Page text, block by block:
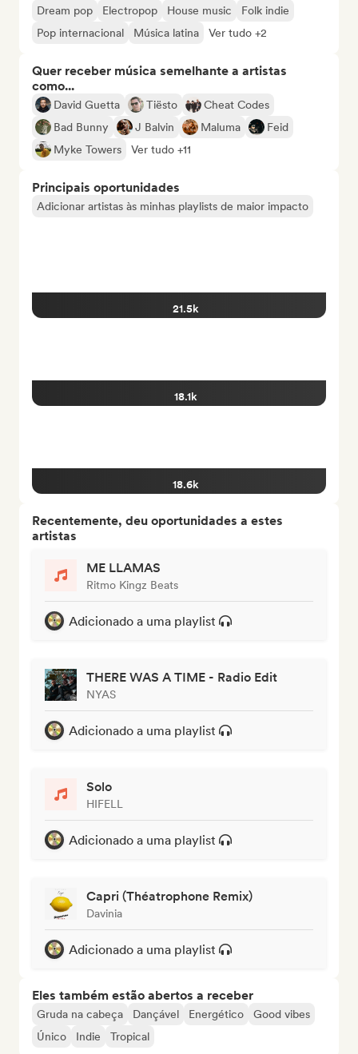
Dream pop Electropop House music
Folk indie
Pop internacional
Música latina Ver tudo +2
Quer receber música semelhante a artistas
como...
David Guetta Tiësto
Cheat Codes
Bad Bunny
J Balvin Maluma
Feid
Myke Towers
Ver tudo +11
Principais oportunidades
Adicionar artistas às minhas playlists de maior impacto
21.5k
18.1k
18.6k
Recentemente, deu oportunidades a estes
artistas
ME LLAMAS
Ritmo Kingz Beats
Adicionado a uma playlist
THERE WAS A TIME - Radio Edit
NYAS
Adicionado a uma playlist
Solo
HIFELL
Adicionado a uma playlist
Capri (Théatrophone Remix)
Davinia
Adicionado a uma playlist
Eles também estão abertos a receber
Gruda na cabeça Dançável Energético
Good vibes
Único
Indie Tropical